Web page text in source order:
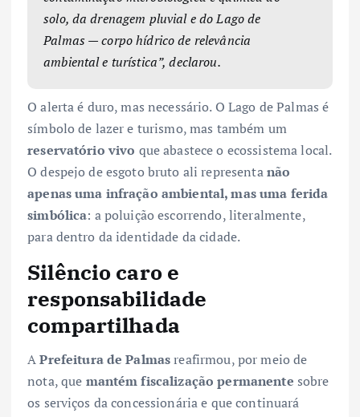
solo, da drenagem pluvial e do Lago de
Palmas — corpo hídrico de relevância
ambiental e turística”, declarou.
O alerta é duro, mas necessário. O Lago de Palmas é
símbolo de lazer e turismo, mas também um
reservatório vivo que abastece o ecossistema local.
O despejo de esgoto bruto ali representanão
apenas uma infração ambiental, mas uma ferida
simbólica: a poluição escorrendo, literalmente,
para dentro da identidade da cidade.
Silêncio caro e
responsabilidade
compartilhada
APrefeitura de Palmasreafirmou, por meio de
nota, que mantém fiscalização permanente sobre
os serviços da concessionária e que continuará